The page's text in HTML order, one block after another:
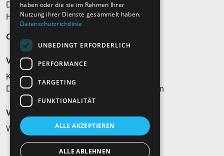
Die Vergänglichkeit ist eine Konstante.
Heast as nit, wia die Zeit vergeht…?
Ohren auf und hinhören!
Veranstaltungsort
Klosterhof Open Air
Don-Bosco-Straße 1, 83671 Benediktbeuern
Veranstalter*in
WoWeBa Live GmbH, 83236 Übersee
haben oder die sie im Rahmen Ihrer
Nutzung ihrer Dienste gesammelt haben.
Datenschutzrichtlinie
UNBEDINGT ERFORDERLICH
PERFORMANCE
TARGETING
FUNKTIONALITÄT
ALLE AKZEPTIEREN
ALLE ABLEHNEN